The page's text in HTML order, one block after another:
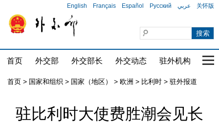
English Français Español Русский عربي 关怀版
首页 外交部 外交部长 外交动态 驻外机构 国
首页 > 国家和组织 > 国家（地区） > 欧洲 > 比利时 > 驻外报道
驻比利时大使费胜潮会见长